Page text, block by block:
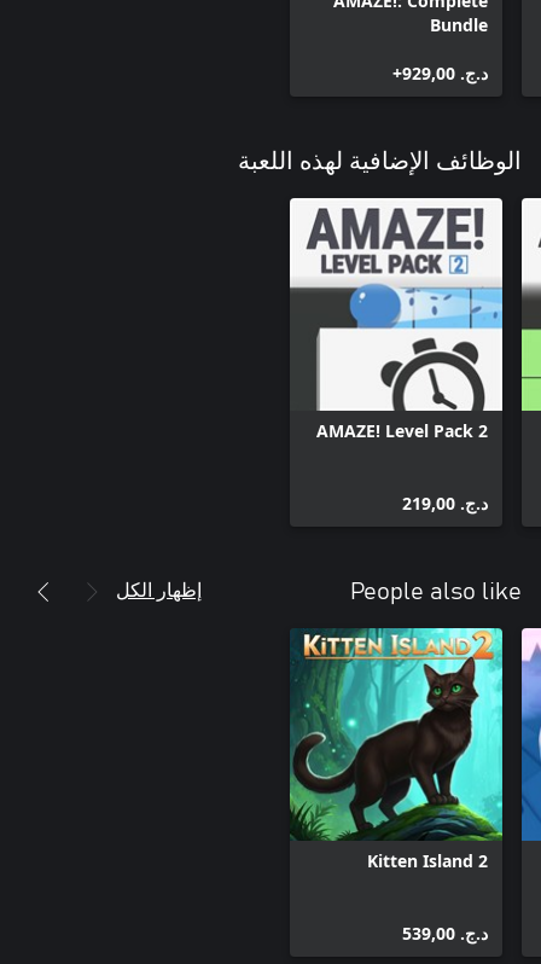
Bundle
د.ج.‏ 929,00+
الوظائف الإضافية لهذه اللعبة
AMAZE! Level Pack 2
د.ج.‏ 219,00
People also like إظهار الكل
Kitten Island 2
د.ج.‏ 539,00